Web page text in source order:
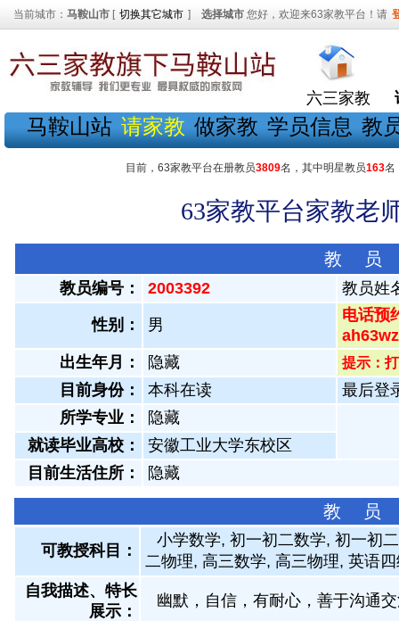
当前城市： 马鞍山市 [ 切换其它城市 ] 选择城市 您好，欢迎来63家教平台！请
六三家教
马鞍山站 请家教 做家教 学员信息 教
目前，63家教平台在册教员3809名，其中明星教员163名
63家教平台家教老
教 员
教员编号： 2003392 教员姓
性别： 男
电话预
出生年月：
隐藏 提示：
目前身份： 本科在读
最后登
所学专业：
隐藏
就读毕业高校：
安徽工业大学东校区
目前生活住所：
隐藏
教 员
可教授科目：
小学数学, 初一初二数学, 初一初
二物理, 高三数学, 高三物理, 英语
自我描述、特长
展示 ：
幽默，自信，有耐心，善于沟通